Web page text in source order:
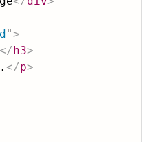
">
</h3>
</p>